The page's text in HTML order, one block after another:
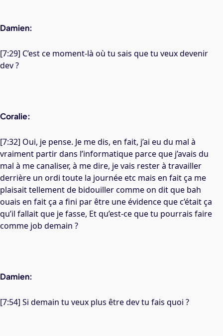
Damien:
[7:29] C’est ce moment-là où tu sais que tu veux devenir
dev ?
Coralie:
[7:32] Oui, je pense. Je me dis, en fait, j’ai eu du mal à
vraiment partir dans l’informatique parce que j’avais du
mal à me canaliser, à me dire, je vais rester à travailler
derrière un ordi toute la journée etc mais en fait ça me
plaisait tellement de bidouiller comme on dit que bah
ouais en fait ça a fini par être une évidence que c’était ça
qu’il fallait que je fasse, Et qu’est-ce que tu pourrais faire
comme job demain ?
Damien:
[7:54] Si demain tu veux plus être dev tu fais quoi ?